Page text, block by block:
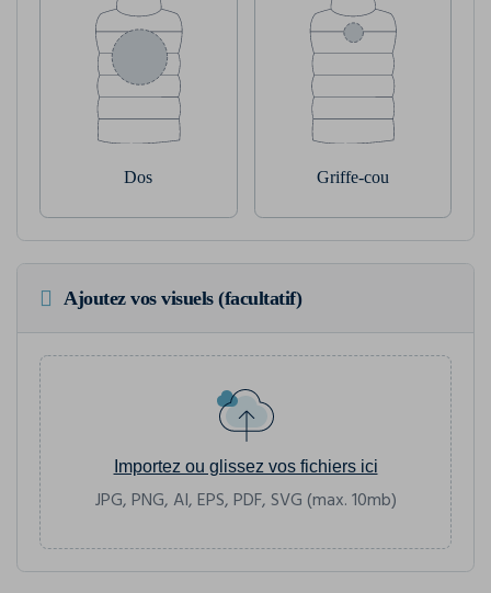
Dos Griffe-cou
Ajoutez vos visuels (facultatif)
Importez ou glissez vos fichiers ici
JPG, PNG, AI, EPS, PDF, SVG (max. 10mb)